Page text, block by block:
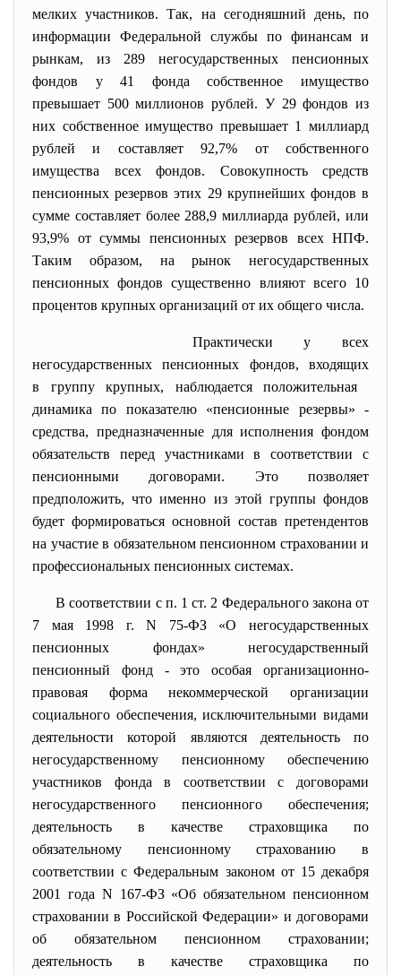
мелких участников. Так, на сегодняшний день, по
информации Федеральной службы по финансам и
рынкам, из 289 негосударственных пенсионных
фондов у 41 фонда собственное имущество
превышает 500 миллионов рублей. У 29 фондов из
них собственное имущество превышает 1 миллиард
рублей и составляет 92,7% от собственного
имущества всех фондов. Совокупность средств
пенсионных резервов этих 29 крупнейших фондов в
сумме составляет более 288,9 миллиарда рублей, или
93,9% от суммы пенсионных резервов всех НПФ.
Таким образом, на рынок негосударственных
пенсионных фондов существенно влияют всего 10
процентов крупных организаций от их общего числа.
Практически у всех
негосударственных пенсионных фондов, входящих
в группу крупных, наблюдается положительная
динамика по показателю «пенсионные резервы» -
средства, предназначенные для исполнения фондом
обязательств перед участниками в соответствии с
пенсионными договорами. Это позволяет
предположить, что именно из этой группы фондов
будет формироваться основной состав претендентов
на участие в обязательном пенсионном страховании и
профессиональных пенсионных системах.
В соответствии с п. 1 ст. 2 Федерального закона от
7 мая 1998 г. N 75-ФЗ «О негосударственных
пенсионных фондах» негосударственный
пенсионный фонд - это особая организационно-
правовая форма некоммерческой организации
социального обеспечения, исключительными видами
деятельности которой являются деятельность по
негосударственному пенсионному обеспечению
участников фонда в соответствии с договорами
негосударственного пенсионного обеспечения;
деятельность в качестве страховщика по
обязательному пенсионному страхованию в
соответствии с Федеральным закономот 15 декабря
2001 года N 167-ФЗ «Об обязательном пенсионном
страховании в Российской Федерации» и договорами
об обязательном пенсионном страховании;
деятельность в качестве страховщика по